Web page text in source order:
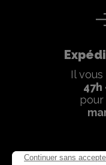
Il
47